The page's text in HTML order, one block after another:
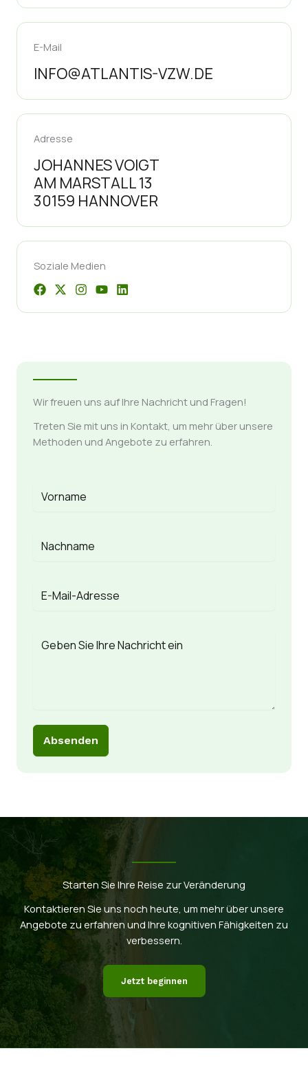
E-Mail
INFO@ATLANTIS-VZW.DE
Adresse
JOHANNES VOIGT
AM MARSTALL 13
30159 HANNOVER
Soziale Medien
Wir freuen uns auf Ihre Nachricht und Fragen!
Treten Sie mit uns in Kontakt, um mehr über unsere
Methoden und Angebote zu erfahren.
Absenden
Starten Sie Ihre Reise zur Veränderung
Kontaktieren Sie uns noch heute, um mehr über unsere
Angebote zu erfahren und Ihre kognitiven Fähigkeiten zu
verbessern.
Jetzt beginnen